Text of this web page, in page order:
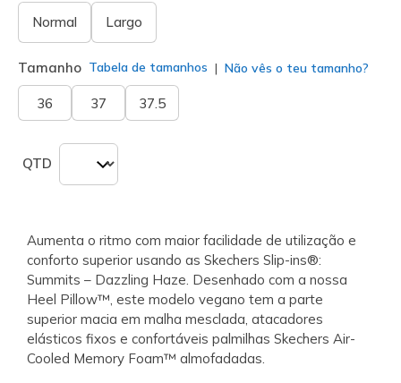
Normal Largo
Tamanho Tabela de tamanhos Não vês o teu tamanho?
36 37 37.5
QTD
Aumenta o ritmo com maior facilidade de utilização e
conforto superior usando as Skechers Slip-ins®:
Summits – Dazzling Haze. Desenhado com a nossa
Heel Pillow™, este modelo vegano tem a parte
superior macia em malha mesclada, atacadores
elásticos fixos e confortáveis palmilhas Skechers Air-
Cooled Memory Foam™ almofadadas.